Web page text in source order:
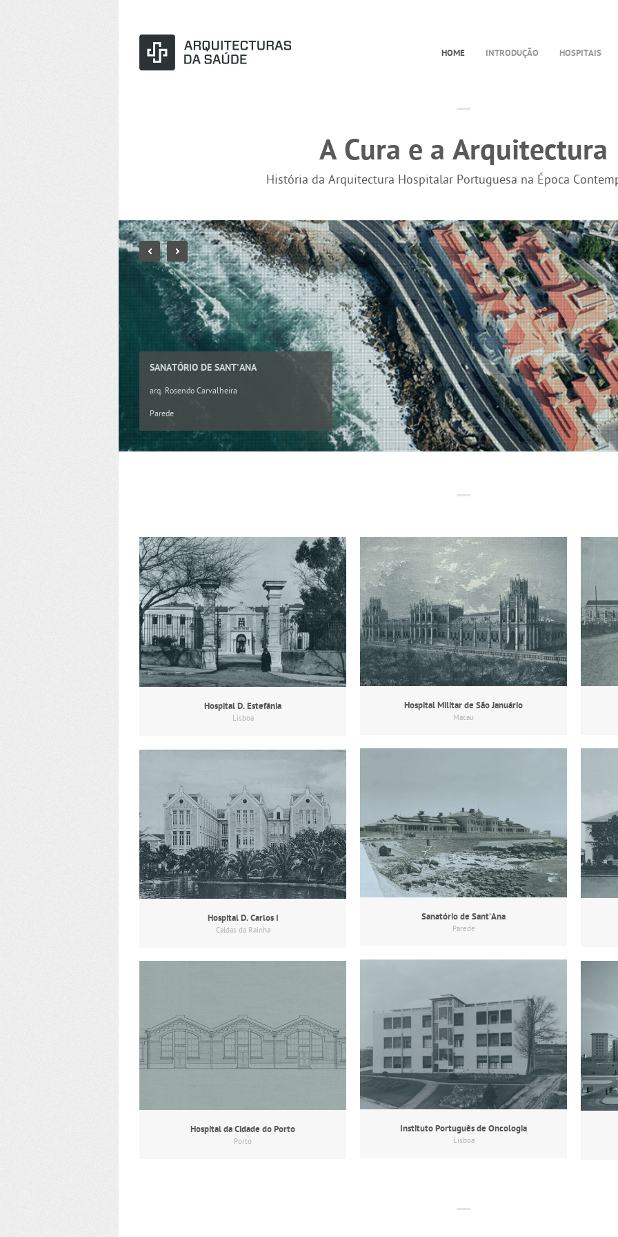
HOME INTRODUÇÃO HOSPITAIS
A Cura e a Arquitectura
História da Arquitectura Hospitalar Portuguesa na Época
SANATÓRIO DE SANT'ANA
arq. Rosendo Carvalheira
Parede
Hospital D. Estefânia
Lisboa
Hospital Militar de São Januário
Macau
Sanatório de Sant’Ana
Parede
Hospital D. Carlos I
Caldas da Rainha
Instituto Português de Oncologia
Lisboa
Hospital da Cidade do Porto
Porto